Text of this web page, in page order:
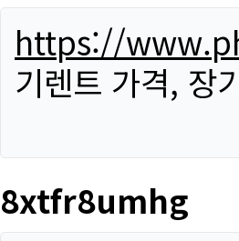
https://
기렌트 가격, 장
8xtfr8umhg